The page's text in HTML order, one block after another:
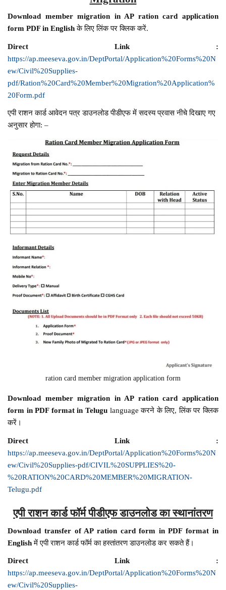
Download member migration in AP ration card application
form PDF in Englishके लिए लिंक पर क्लिक करें.
Direct Link :
https://ap.meeseva.gov.in/DeptPortal/Application%20Forms%20N
ew/Civil%20Supplies-
pdf/Ration%20Card%20Member%20Migration%20Application%
20Form.pdf
एपी राशन कार्ड आवेदन पत्र डाउनलोड पीडीएफ में सदस्य प्रवास नीचे दिखाए गए
अनुसार होगा: –
ration card member migration application form
Download member migration in AP ration card application
form in PDF format in Telugulanguage करने के लिए, लिंक पर क्लिक
करें।
Direct Link :
https://ap.meeseva.gov.in/DeptPortal/Application%20Forms%20N
ew/Civil%20Supplies-pdf/CIVIL%20SUPPLIES%20-
%20RATION%20CARD%20MEMBER%20MIGRATION-
Telugu.pdf
एपी राशन कार्ड फॉर्म पीडीएफ डाउनलोड का स्थानांतरण
Download transfer of AP ration card form in PDF format in
Englishमें एपी राशन कार्ड फॉर्म का हस्तांतरण डाउनलोड कर सकते हैं।
Direct Link :
https://ap.meeseva.gov.in/DeptPortal/Application%20Forms%20N
ew/Civil%20Supplies-